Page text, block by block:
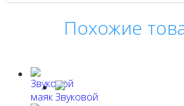
Похожие